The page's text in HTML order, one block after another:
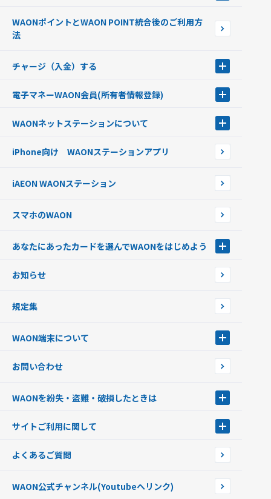
ポイントの有効期限について
WAONポイントとWAON POINT統合後のご利用方
法
チャージ（入金）する
現金でチャージする
銀行口座・ATMからチャージする
オートチャージ
ポイントからチャージする
チャージ上限金額の変更について
電子マネーWAON会員(所有者情報登録)
WAON POINTサービス会員登録に伴う個人データの共同利用のお知
WAONネットステーションについて
WAONネットステーションWAON端末について
iPhone向け WAONステーションアプリ
iAEON WAONステーション
スマホのWAON
あなたにあったカードを選んでWAONをはじめよう
フードバンク応援WAON
ご当地WAON
G.G WAON
WAONカード・WAONカードプラス
モバイルWAON
提携WAONカード
お知らせ
規定集
WAON端末について
WAONネットステーション
新型WAONステーション
WAONチャージャーmini
お問い合わせ
WAONを紛失・盗難・破損したときは
WAONカードの拾得について
サイトご利用に関して
企業情報
よくあるご質問
WAON公式チャンネル(Youtubeへリンク)